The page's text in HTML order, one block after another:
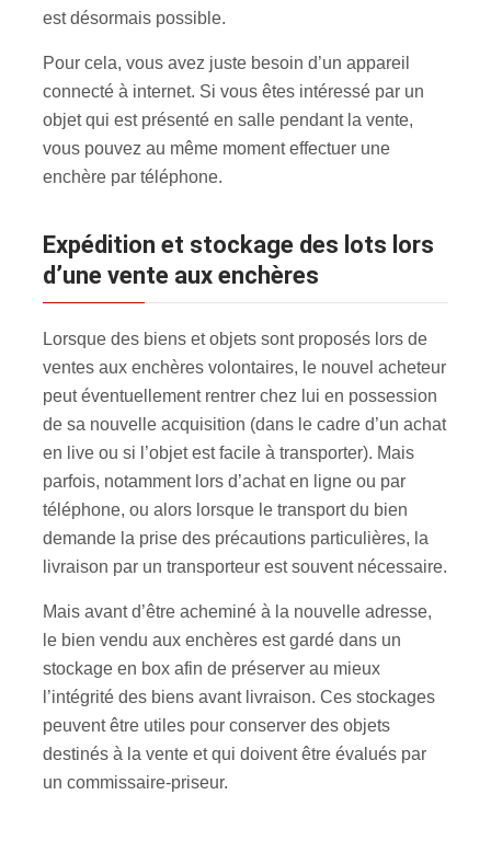
est désormais possible.
Pour cela, vous avez juste besoin d’un appareil
connecté à internet. Si vous êtes intéressé par un
objet qui est présenté en salle pendant la vente,
vous pouvez au même moment effectuer une
enchère par téléphone.
Expédition et stockage des lots lors
d’une vente aux enchères
Lorsque des biens et objets sont proposés lors de
ventes aux enchères volontaires, le nouvel acheteur
peut éventuellement rentrer chez lui en possession
de sa nouvelle acquisition (dans le cadre d’un achat
en live ou si l’objet est facile à transporter). Mais
parfois, notamment lors d’achat en ligne ou par
téléphone, ou alors lorsque le transport du bien
demande la prise des précautions particulières, la
livraison par un transporteur est souvent nécessaire.
Mais avant d’être acheminé à la nouvelle adresse,
le bien vendu aux enchères est gardé dans un
stockage en box afin de préserver au mieux
l’intégrité des biens avant livraison. Ces stockages
peuvent être utiles pour conserver des objets
destinés à la vente et qui doivent être évalués par
un commissaire-priseur.